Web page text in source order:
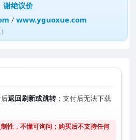
谢绝议价
/www.yguoxue.com
返回刷新或跳转；支付后无法下载
性，不懂可询问；购买后不支持任何